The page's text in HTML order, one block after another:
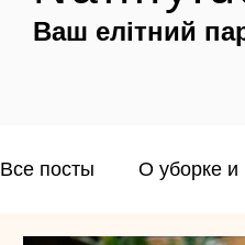
Все посты О уборке и
Ваш елітний